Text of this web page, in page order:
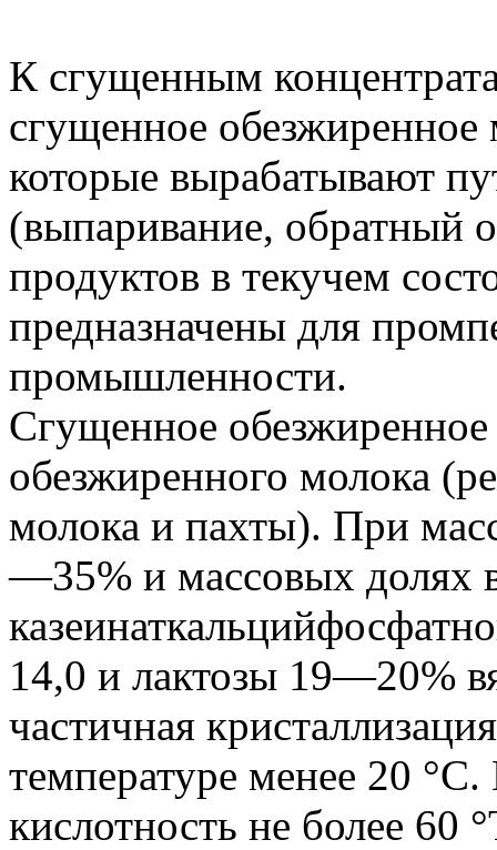
К сгущенным
сгущенное
которые вырабатывают
(выпаривание, обратный
продуктов в текучем
предназначены для
промышленности.
Сгущенное
обезжиренного молока
молока и пахты). При
—35% и массовых долях
14,0 и лактозы 19—20%
частичная
температуре менее 20
кислотность не более 60